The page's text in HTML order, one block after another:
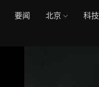
要闻 北京 科技